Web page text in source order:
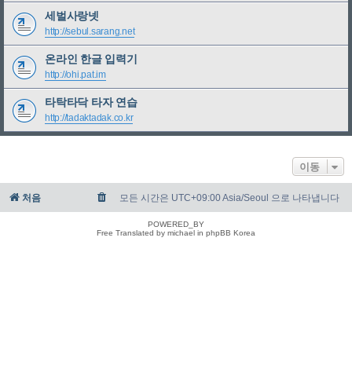
세벌사랑넷
http://sebul.sarang.net
온라인 한글 입력기
http://ohi.pat.im
타탁타닥 타자 연습
http://tadaktadak.co.kr
이동
처음 모든 시간은 UTC+09:00 Asia/Seoul 으로 나타냅니다
POWERED_BY
Free Translated by michael in phpBB Korea